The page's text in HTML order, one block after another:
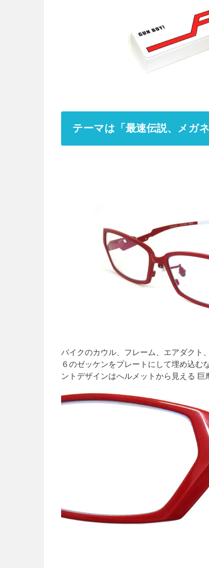
テーマは「最速伝説、メガ
バイクのカウル、フレーム、エアダクト
６のゼッケンをプレートにして埋め込む
ントデザインはへルメットから見える 巨